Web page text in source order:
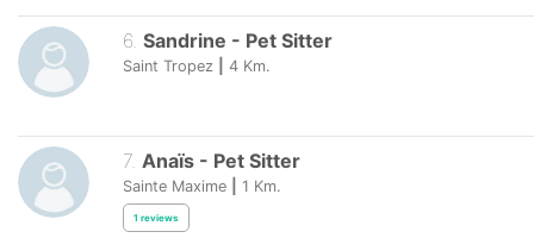
6. Sandrine - Pet Sitter
Saint Tropez 4 Km.
7. Anaïs - Pet Sitter
Sainte Maxime 1 Km.
1 reviews